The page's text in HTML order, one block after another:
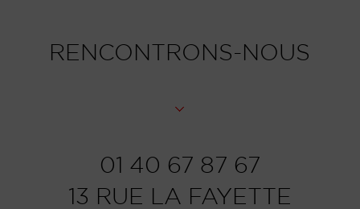
RENCONTRONS-NOUS
01 40 67 87 67
13 RUE LA FAYETTE